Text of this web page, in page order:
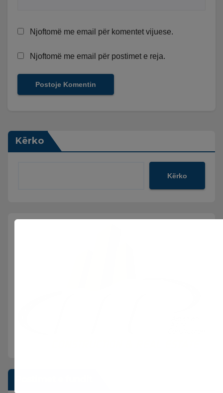
Njoftomë me email për komentet vijuese.
Njoftomë me email për postimet e reja.
Kërko
Kërko